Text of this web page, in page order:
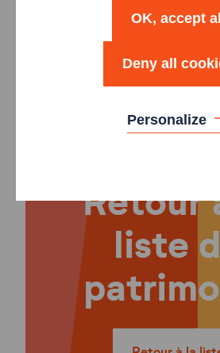
Logement T4
Logement T5 12
Retour
liste
OK, accept
Deny all
Personalize